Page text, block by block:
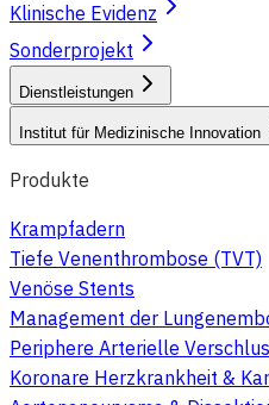
Klinische Evidenz
Sonderprojekt
Dienstleistungen
Institut für Medizinische Innovation
Produkte
Krampfadern
Tiefe Venenthrombose (TVT)
Venöse Stents
Management der
Periphere Arterielle
Koronare Herzkrankheit &